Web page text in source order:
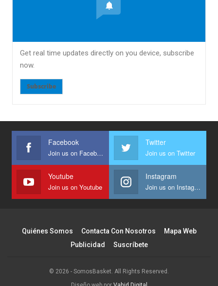
Get real time updates directly on you device, subscribe
now.
Subscribe
Facebook
Join us on Facebook
Twitter
Join us on Twitter
Youtube
Join us on Youtube
Instagram
Join us on Instagram
Quiénes Somos Contacta Con Nosotros
Mapa Web
Publicidad
Suscríbete
© 2026 - SomosBasket. All Rights Reserved.